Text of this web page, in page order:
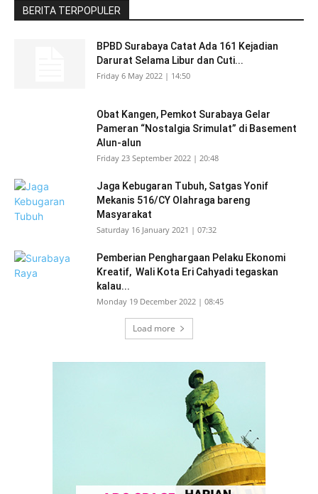
BERITA TERPOPULER
BPBD Surabaya Catat Ada 161 Kejadian
Darurat Selama Libur dan Cuti...
Friday 6 May 2022 | 14:50
Obat Kangen, Pemkot Surabaya Gelar
Pameran “Nostalgia Srimulat” di Basement
Alun-alun
Friday 23 September 2022 | 20:48
Jaga Kebugaran Tubuh, Satgas Yonif
Mekanis 516/CY Olahraga bareng
Masyarakat
Saturday 16 January 2021 | 07:32
Pemberian Penghargaan Pelaku Ekonomi
Kreatif, Wali Kota Eri Cahyadi tegaskan
kalau...
Monday 19 December 2022 | 08:45
Load more